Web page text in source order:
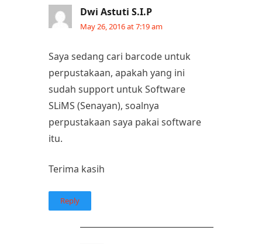
Dwi Astuti S.I.P
May 26, 2016 at 7:19 am
Saya sedang cari barcode untuk
perpustakaan, apakah yang ini
sudah support untuk Software
SLiMS (Senayan), soalnya
perpustakaan saya pakai software
itu.
Terima kasih
Reply